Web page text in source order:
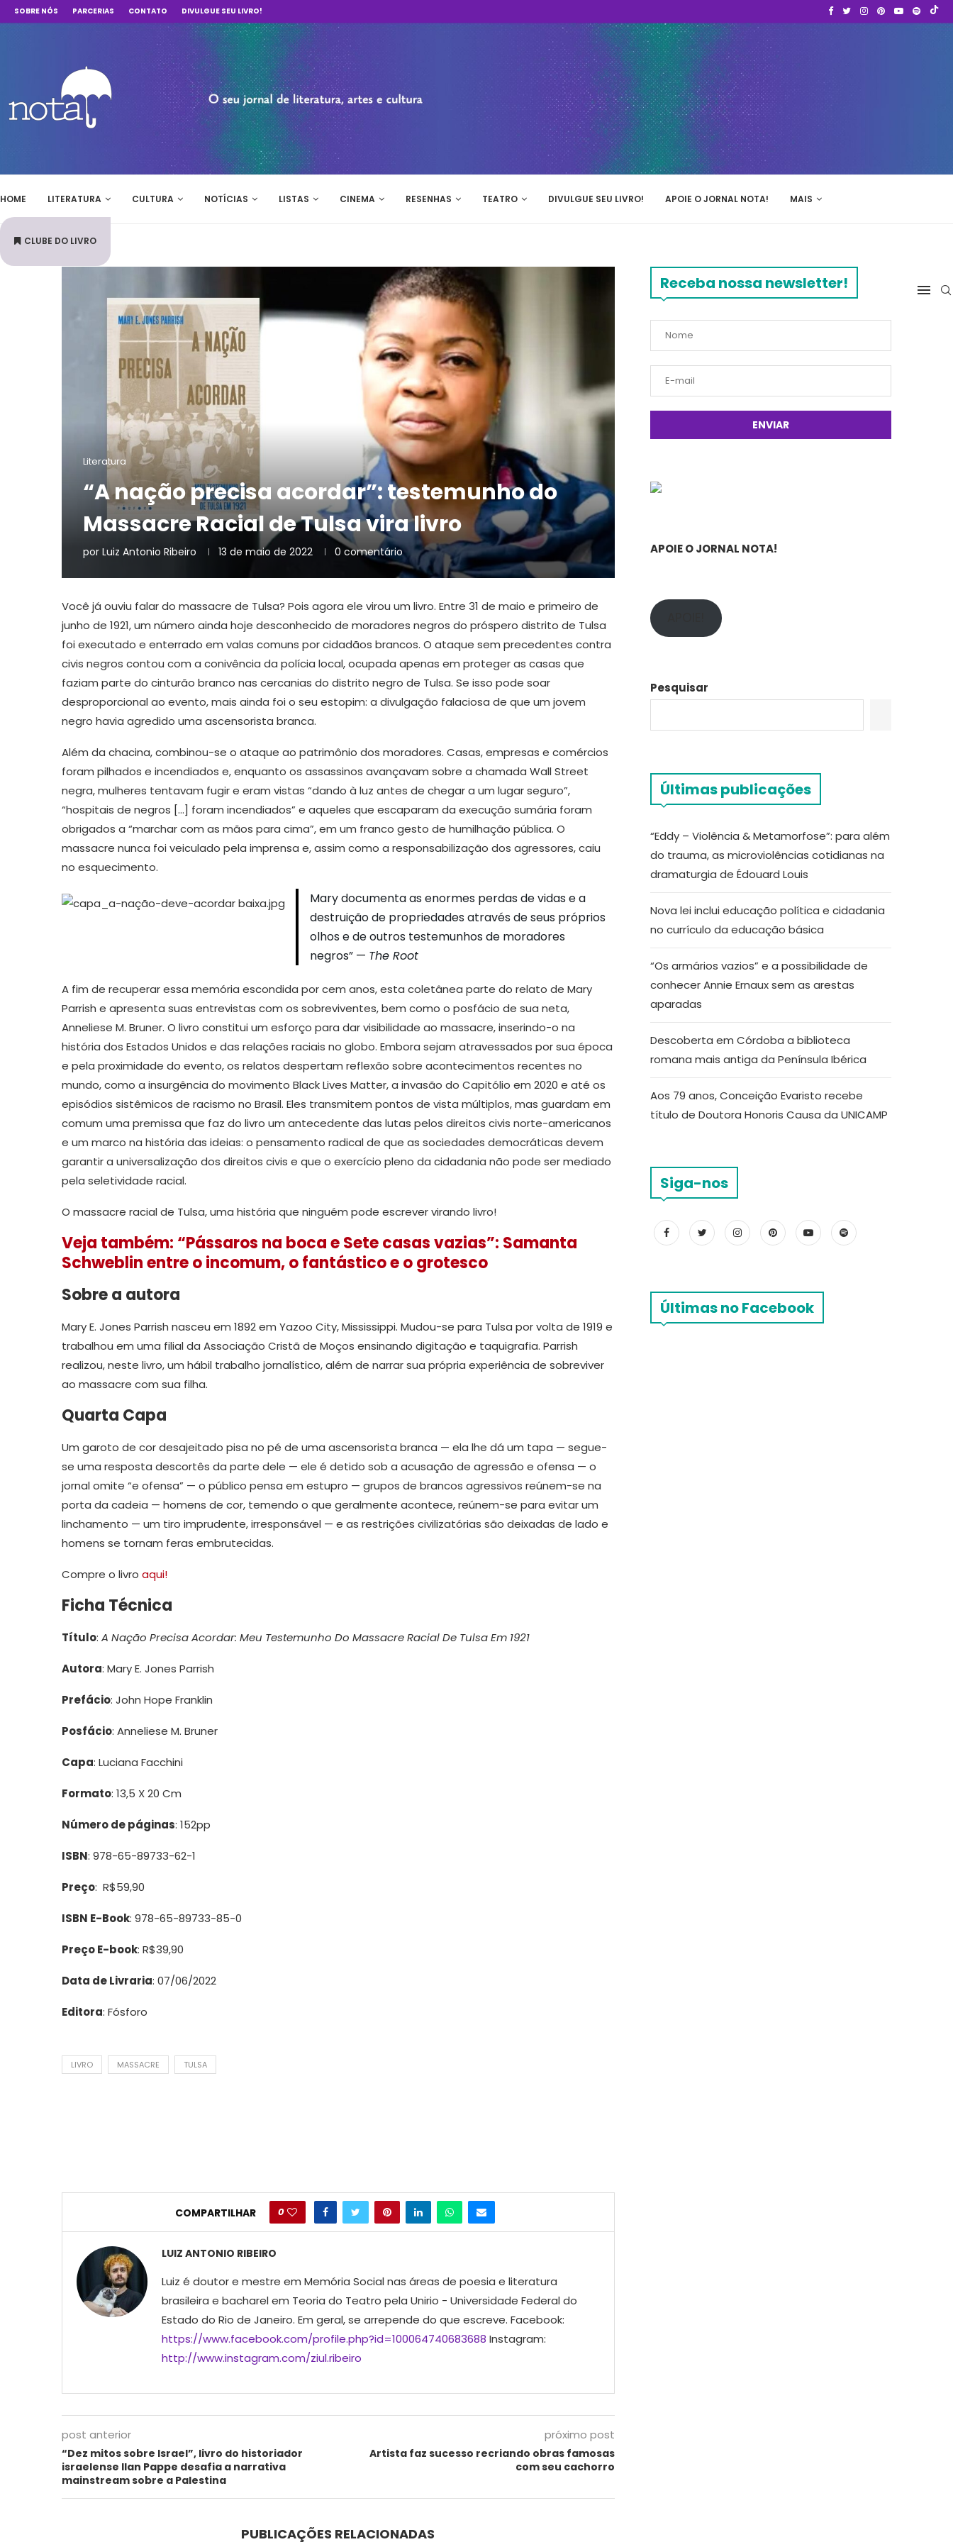
SOBRE NÓS PARCERIAS CONTATO DIVULGUE SEU LIVRO!
HOME LITERATURA CULTURA NOTÍCIAS LISTAS CINEMA RESENHAS TEATRO DIVULGUE SEU LIVRO! APOIE O JORNAL NOTA! MAIS
CLUBE DO LIVRO
Literatura
“A nação precisa acordar”: testemunho do
Massacre Racial de Tulsa vira livro
por Luiz Antonio Ribeiro 13 de maio de 2022 0 comentário
Você já ouviu falar do massacre de Tulsa? Pois agora ele virou um livro. Entre 31 de maio e primeiro de
junho de 1921, um número ainda hoje desconhecido de moradores negros do próspero distrito de Tulsa
foi executado e enterrado em valas comuns por cidadãos brancos. O ataque sem precedentes contra
civis negros contou com a conivência da polícia local, ocupada apenas em proteger as casas que
faziam parte do cinturão branco nas cercanias do distrito negro de Tulsa. Se isso pode soar
desproporcional ao evento, mais ainda foi o seu estopim: a divulgação falaciosa de que um jovem
negro havia agredido uma ascensorista branca.
Além da chacina, combinou-se o ataque ao patrimônio dos moradores. Casas, empresas e comércios
foram pilhados e incendiados e, enquanto os assassinos avançavam sobre a chamada Wall Street
negra, mulheres tentavam fugir e eram vistas “dando à luz antes de chegar a um lugar seguro”,
“hospitais de negros […] foram incendiados” e aqueles que escaparam da execução sumária foram
obrigados a “marchar com as mãos para cima”, em um franco gesto de humilhação pública. O
massacre nunca foi veiculado pela imprensa e, assim como a responsabilização dos agressores, caiu
no esquecimento.
Mary documenta as enormes perdas de vidas e a
destruição de propriedades através de seus próprios
olhos e de outros testemunhos de moradores
negros” — The Root
A fim de recuperar essa memória escondida por cem anos, esta coletânea parte do relato de Mary
Parrish e apresenta suas entrevistas com os sobreviventes, bem como o posfácio de sua neta,
Anneliese M. Bruner. O livro constitui um esforço para dar visibilidade ao massacre, inserindo-o na
história dos Estados Unidos e das relações raciais no globo. Embora sejam atravessados por sua época
e pela proximidade do evento, os relatos despertam reflexão sobre acontecimentos recentes no
mundo, como a insurgência do movimento Black Lives Matter, a invasão do Capitólio em 2020 e até os
episódios sistêmicos de racismo no Brasil. Eles transmitem pontos de vista múltiplos, mas guardam em
comum uma premissa que faz do livro um antecedente das lutas pelos direitos civis norte-americanos
e um marco na história das ideias: o pensamento radical de que as sociedades democráticas devem
garantir a universalização dos direitos civis e que o exercício pleno da cidadania não pode ser mediado
pela seletividade racial.
O massacre racial de Tulsa, uma história que ninguém pode escrever virando livro!
Veja também: “Pássaros na boca e Sete casas vazias”: Samanta
Schweblin entre o incomum, o fantástico e o grotesco
Sobre a autora
Mary E. Jones Parrish nasceu em 1892 em Yazoo City, Mississippi. Mudou-se para Tulsa por volta de 1919 e
trabalhou em uma filial da Associação Cristã de Moços ensinando digitação e taquigrafia. Parrish
realizou, neste livro, um hábil trabalho jornalístico, além de narrar sua própria experiência de sobreviver
ao massacre com sua filha.
Quarta Capa
Um garoto de cor desajeitado pisa no pé de uma ascensorista branca — ela lhe dá um tapa — segue-
se uma resposta descortês da parte dele — ele é detido sob a acusação de agressão e ofensa — o
jornal omite “e ofensa” — o público pensa em estupro — grupos de brancos agressivos reúnem-se na
porta da cadeia — homens de cor, temendo o que geralmente acontece, reúnem-se para evitar um
linchamento — um tiro imprudente, irresponsável — e as restrições civilizatórias são deixadas de lado e
homens se tornam feras embrutecidas.
Compre o livro aqui!
Ficha Técnica
Título: A Nação Precisa Acordar: Meu Testemunho Do Massacre Racial De Tulsa Em 1921
Autora: Mary E. Jones Parrish
Prefácio: John Hope Franklin
Posfácio: Anneliese M. Bruner
Capa: Luciana Facchini
Formato: 13,5 X 20 Cm
Número de páginas: 152pp
ISBN: 978-65-89733-62-1
Preço: R$59,90
ISBN E-Book: 978-65-89733-85-0
Preço E-book: R$39,90
Data de Livraria: 07/06/2022
Editora: Fósforo
LIVRO MASSACRE TULSA
COMPARTILHAR 0
LUIZ ANTONIO RIBEIRO
Luiz é doutor e mestre em Memória Social nas áreas de poesia e literatura
brasileira e bacharel em Teoria do Teatro pela Unirio - Universidade Federal do
Estado do Rio de Janeiro. Em geral, se arrepende do que escreve. Facebook:
https://www.facebook.com/profile.php?id=100064740683688 Instagram:
http://www.instagram.com/ziul.ribeiro
post anterior
“Dez mitos sobre Israel”, livro do historiador
israelense Ilan Pappe desafia a narrativa
mainstream sobre a Palestina
próximo post
Artista faz sucesso recriando obras famosas
com seu cachorro
PUBLICAÇÕES RELACIONADAS
Receba nossa newsletter!
APOIE O JORNAL NOTA!
Pesquisar
Últimas publicações
“Eddy – Violência & Metamorfose”: para além
do trauma, as microviolências cotidianas na
dramaturgia de Édouard Louis
Nova lei inclui educação política e cidadania
no currículo da educação básica
“Os armários vazios” e a possibilidade de
conhecer Annie Ernaux sem as arestas
aparadas
Descoberta em Córdoba a biblioteca
romana mais antiga da Península Ibérica
Aos 79 anos, Conceição Evaristo recebe
título de Doutora Honoris Causa da UNICAMP
Siga-nos
Últimas no Facebook